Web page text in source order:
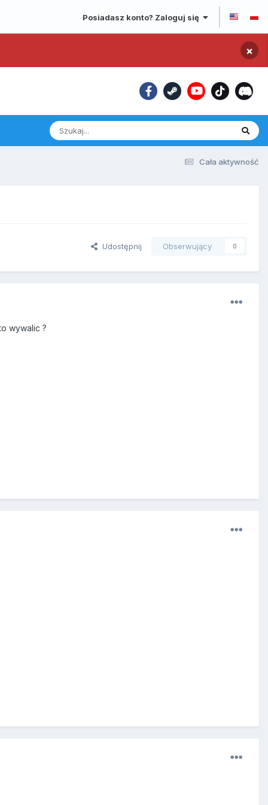
Posiadasz konto? Zaloguj się
×
Cała aktywność
Udostępnij Obserwujący 0
wywalic ?